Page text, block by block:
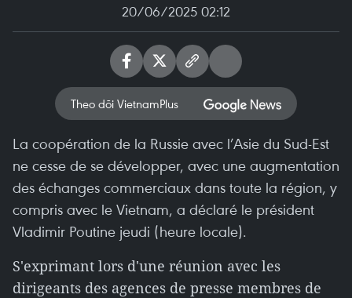
20/06/2025 02:12
Theo dõi VietnamPlus
La coopération de la Russie avec l’Asie du Sud-Est
ne cesse de se développer, avec une augmentation
des échanges commerciaux dans toute la région, y
compris avec le Vietnam, a déclaré le président
Vladimir Poutine jeudi (heure locale).
S'exprimant lors d'une réunion avec les
dirigeants des agences de presse membres de